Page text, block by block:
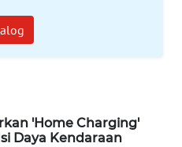
'Home Charging'
Daya Kendaraan